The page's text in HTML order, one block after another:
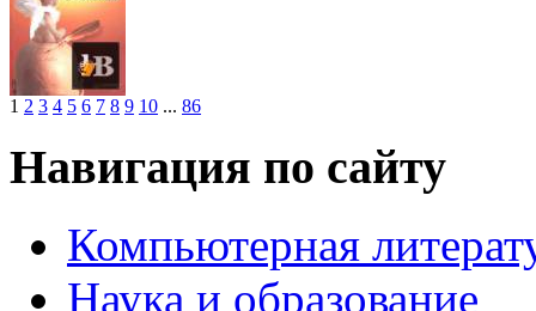
1 2 3 4 5 6 7 8 9 10 ... 86
Навигация по сайту
Компьютерная
Наука и образование